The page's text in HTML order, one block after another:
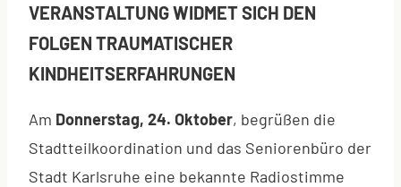
VERANSTALTUNG WIDMET SICH DEN
FOLGEN TRAUMATISCHER
KINDHEITSERFAHRUNGEN
Am Donnerstag, 24. Oktober, begrüßen die
Stadtteilkoordination und das Seniorenbüro der
Stadt Karlsruhe eine bekannte Radiostimme